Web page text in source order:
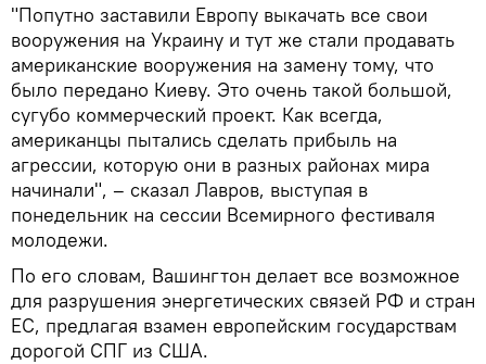
"Попутно заставили Европу выкачать все свои
вооружения на Украину и тут же стали продавать
американские вооружения на замену тому, что
было передано Киеву. Это очень такой большой,
сугубо коммерческий проект. Как всегда,
американцы пытались сделать прибыль на
агрессии, которую они в разных районах мира
начинали", – сказал Лавров, выступая в
понедельник на сессии Всемирного фестиваля
молодежи.
По его словам, Вашингтон делает все возможное
для разрушения энергетических связей РФ и стран
ЕС, предлагая взамен европейским государствам
дорогой СПГ из США.